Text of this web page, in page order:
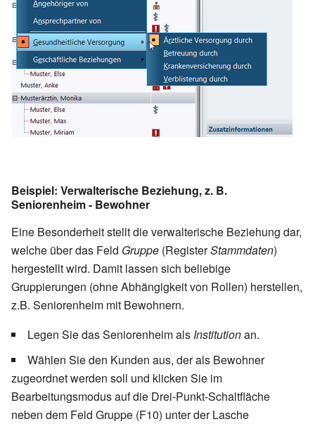
Beispiel: Verwalterische Beziehung, z. B.
Seniorenheim - Bewohner
Eine Besonderheit stellt die verwalterische Beziehung dar,
welche über das Feld Gruppe (RegisterStammdaten)
hergestellt wird. Damit lassen sich beliebige
Gruppierungen (ohne Abhängigkeit von Rollen) herstellen,
z.B. Seniorenheim mit Bewohnern.
Legen Sie das Seniorenheim als Institutionan.
Wählen Sie den Kunden aus, der als Bewohner
zugeordnet werden soll und klicken Sie im
Bearbeitungsmodus auf die Drei-Punkt-Schaltfläche
neben dem Feld Gruppe (F10) unter der Lasche